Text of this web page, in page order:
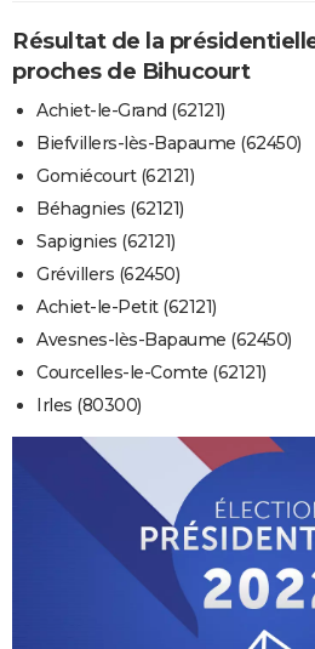
Résultat de la
proches de Bihucourt
Achiet-le-Grand (62121)
Biefvillers-lès-Bapaume (62450)
Gomiécourt (62121)
Béhagnies (62121)
Sapignies (62121)
Grévillers (62450)
Achiet-le-Petit (62121)
Avesnes-lès-Bapaume (62450)
Courcelles-le-Comte (62121)
Irles (80300)